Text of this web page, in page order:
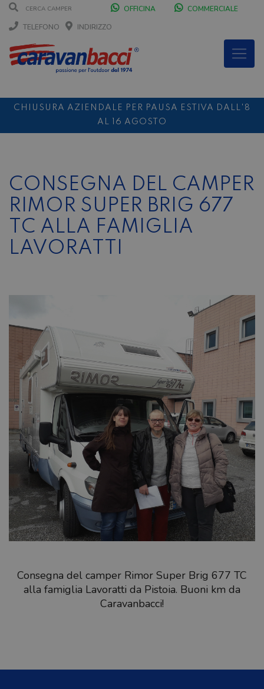
OFFICINA
COMMERCIALE
TELEFONO
INDIRIZZO
CHIUSURA AZIENDALE PER PAUSA ESTIVA DALL'8
AL 16 AGOSTO
SCONTO 10%NOLEGGIO ENTRO IL 31.08 PER I
NOLEGGI DI SETTEMBRE
CONSEGNA DEL CAMPER
RIMOR SUPER BRIG 677
TC ALLA FAMIGLIA
LAVORATTI
Consegna del camper Rimor Super Brig 677 TC
alla famiglia Lavoratti da Pistoia. Buoni km da
Caravanbacci!